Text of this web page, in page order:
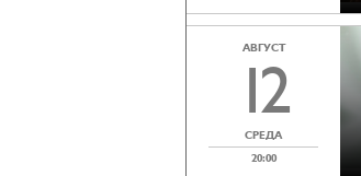
АВГУСТ
12
СРЕДА
20:00